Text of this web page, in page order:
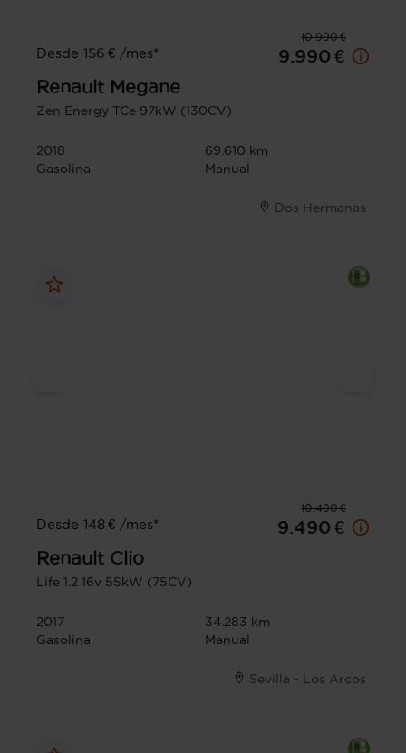
10.990 €
Desde 156 € /mes*
9.990 €
Renault Megane
Zen Energy TCe 97kW (130CV)
2018
69.610 km
Gasolina
Manual
Dos Hermanas
10.490 €
Desde 148 € /mes*
9.490 €
Renault Clio
Life 1.2 16v 55kW (75CV)
2017
34.283 km
Gasolina
Manual
Sevilla - Los Arcos